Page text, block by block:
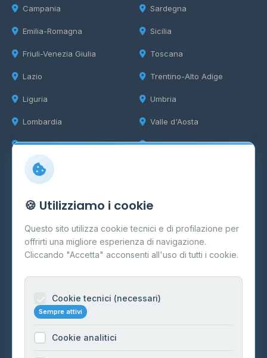
Campania
Emilia-Romagna
Friuli-Venezia Giulia
Lazio
Liguria
Lombardia
Marche
Sardegna
Sicilia
Toscana
Trentino-Alto Adige
Umbria
Valle d'Aosta
Veneto
Info
Cos'è il GPL
FAQ
Contatti
Informazioni legali
Cookie Policy
🍪 Utilizziamo i cookie
Questo sito utilizza cookie tecnici e di profilazione per
offrirti una migliore esperienza di navigazione.
Cliccando "Accetta" acconsenti all'uso di tutti i cookie.
Cookie tecnici (necessari)
Sempre attivi
Cookie analitici